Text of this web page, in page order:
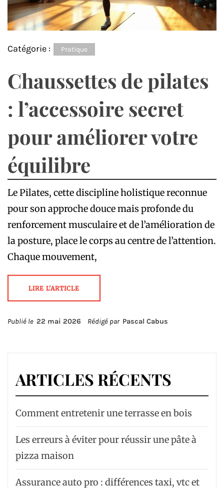
Catégorie : Pratique
Chaussettes de pilates
: l’accessoire secret
pour améliorer votre
équilibre
Le Pilates, cette discipline holistique reconnue
pour son approche douce mais profonde du
renforcement musculaire et de l’amélioration de
la posture, place le corps au centre de l’attention.
Chaque mouvement,
LIRE L'ARTICLE
Publié le 22 mai 2026 Rédigé par Pascal Cabus
ARTICLES RÉCENTS
Comment entretenir une terrasse en bois
Les erreurs à éviter pour réussir une pâte à
pizza maison
Assurance auto pro : différences taxi, vtc et